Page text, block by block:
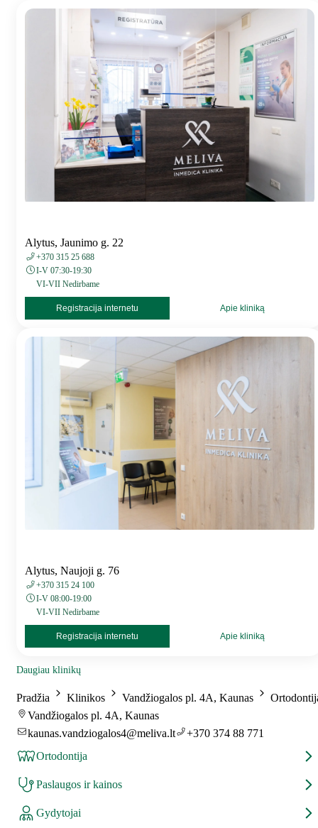
Alytus, Jaunimo g. 22
+370 315 25 688
I-V 07:30-19:30
VI-VII Nedirbame
Registracija internetu Apie kliniką
Alytus, Naujoji g. 76
+370 315 24 100
I-V 08:00-19:00
VI-VII Nedirbame
Registracija internetu Apie kliniką
Daugiau klinikų
Pradžia Klinikos Vandžiogalos pl. 4A, Kaunas
Vandžiogalos pl. 4A, Kaunas
kaunas.vandziogalos4@meliva.lt
+370 374 88 771
Ortodontija
Paslaugos ir kainos
Gydytojai